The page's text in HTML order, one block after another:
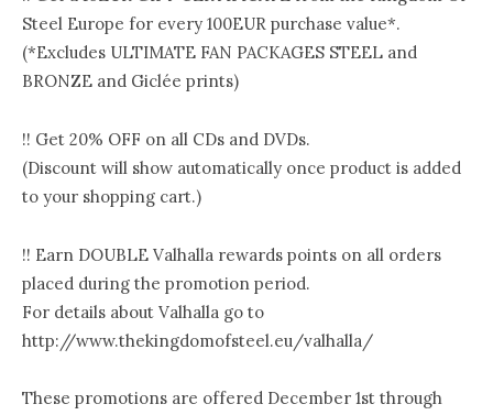
Steel Europe for every 100EUR purchase value*.
(*Excludes ULTIMATE FAN PACKAGES STEEL and
BRONZE and Giclée prints)
!! Get 20% OFF on all CDs and DVDs.
(Discount will show automatically once product is added
to your shopping cart.)
!! Earn DOUBLE Valhalla rewards points on all orders
placed during the promotion period.
For details about Valhalla go to
http://www.thekingdomofsteel.eu/valhalla/
These promotions are offered December 1st through